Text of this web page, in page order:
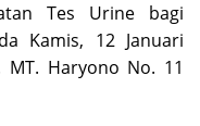
Tes Urine bagi
Kamis, 12 Januari
MT. Haryono No. 11